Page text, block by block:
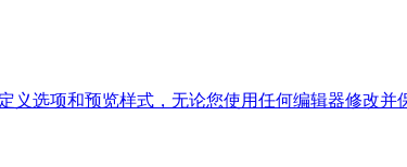
选项和预览样式，无论您使用任何编辑器修改并